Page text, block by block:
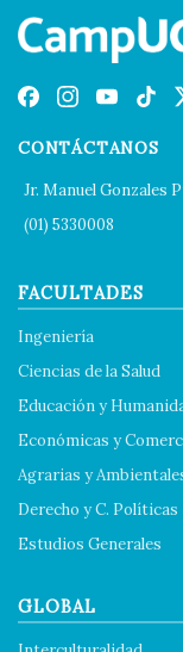
CONTÁCTANOS
Jr. Manuel Gonzales
(01) 5330008
FACULTADES
Ingeniería
Ciencias de la Salud
Educación y
Económicas y
Agrarias y
Derecho y C. Políticas
Estudios Generales
GLOBAL